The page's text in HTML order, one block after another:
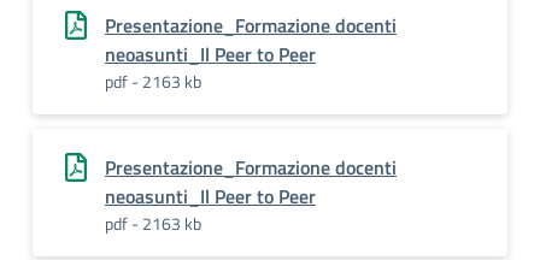
Presentazione_Formazione docenti
neoasunti_Il Peer to Peer
pdf - 2163 kb
Presentazione_Formazione docenti
neoasunti_Il Peer to Peer
pdf - 2163 kb